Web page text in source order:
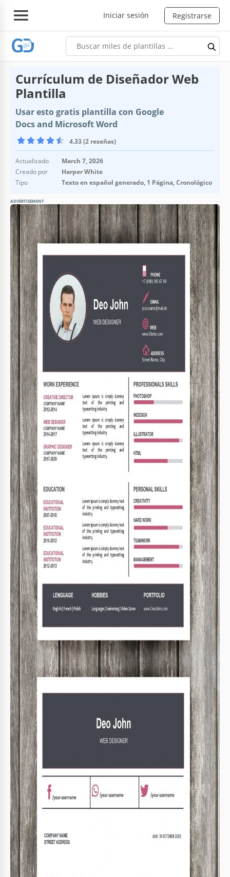
Iniciar sesión Registrarse
Currículum de Diseñador Web
Plantilla
Usar esto gratis plantilla con Google
Docs and Microsoft Word
4.33 (2 reseñas)
Actualizado
March 7, 2026
Creado por
Harper White
Tipo
Texto en español generado, 1 Página, Cronológico
ADVERTISEMENT